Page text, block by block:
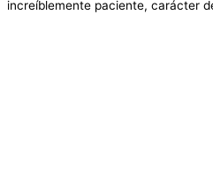
increíblemente paciente, carácter